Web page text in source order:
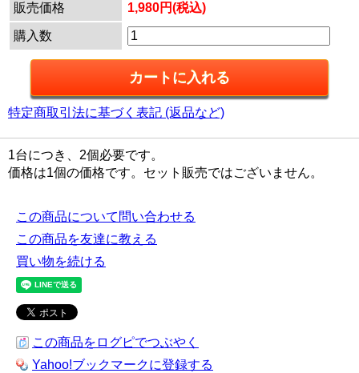
販売価格
1,980円(税込)
購入数
特定商取引法に基づく表記 (返品など)
1台につき、2個必要です。
価格は1個の価格です。セット販売ではございません。
この商品について問い合わせる
この商品を友達に教える
買い物を続ける
この商品をログピでつぶやく
Yahoo!ブックマークに登録する